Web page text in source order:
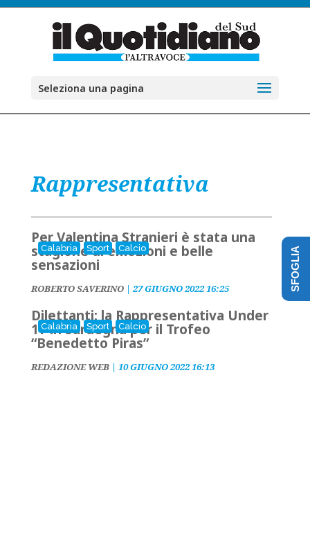
Seleziona una pagina
Rappresentativa
Calabria Sport Calcio
Per Valentina Stranieri è stata una
stagione di emozioni e belle
sensazioni
ROBERTO SAVERINO| 27 GIUGNO 2022 16:25
Calabria Sport Calcio
Dilettanti: la Rappresentativa Under
17 in Sardegna per il Trofeo
“Benedetto Piras”
REDAZIONE WEB| 10 GIUGNO 2022 16:13
SFOGLIA